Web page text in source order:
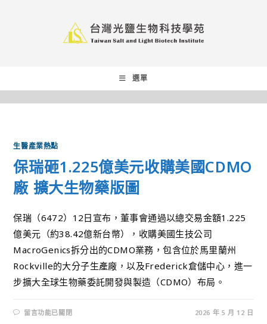
選單
生醫產業熱點
保瑞砸1.225億美元收購美國CDMO
廠 擴大生物藥版圖
保瑞（6472）12日宣布，董事會通過以總交易金額1.225
億美元（約38.42億新台幣），收購美國生技公司
MacroGenics拆分出的CDMO業務，包含位於馬里蘭州
Rockville的大分子生產廠，以及Frederick倉儲中心，進一
步擴大全球生物藥委託開發與製造（CDMO）布局。
留言功能已關閉 2026 年 5 月 12 日